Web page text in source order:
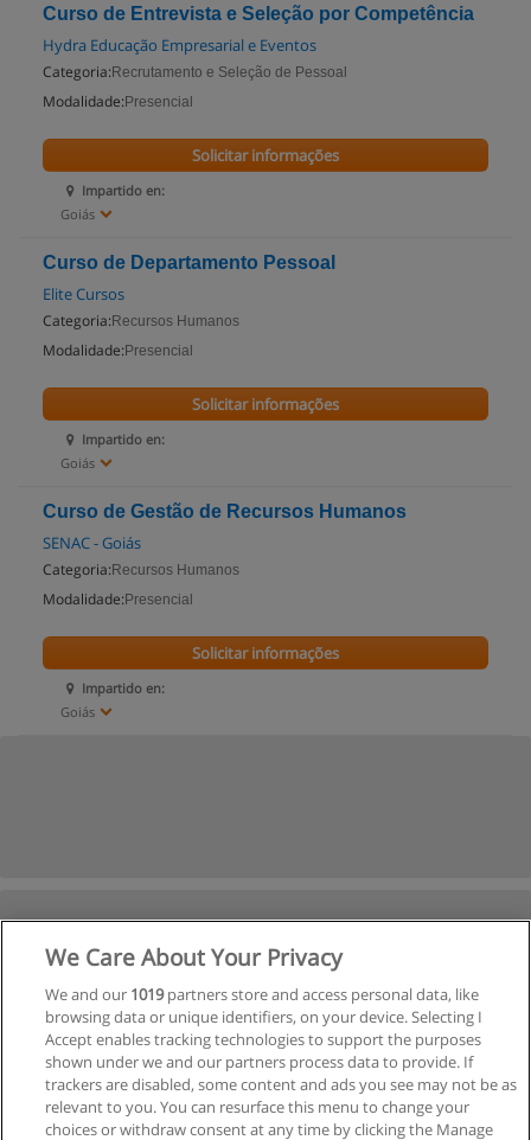
Curso de Entrevista e Seleção por Competência
Hydra Educação Empresarial e Eventos
Categoria: Recrutamento e Seleção de Pessoal
Modalidade: Presencial
Impartido en:
Goiás
Solicitar informações
Curso de Departamento Pessoal
Elite Cursos
Categoria: Recursos Humanos
Modalidade: Presencial
Impartido en:
Goiás
Solicitar informações
Curso de Gestão de Recursos Humanos
SENAC - Goiás
Categoria: Recursos Humanos
Modalidade: Presencial
Impartido en:
Goiás
Solicitar informações
We Care About Your Privacy
We and our 1019partners store and access personal data, like
browsing data or unique identifiers, on your device. Selecting I
Accept enables tracking technologies to support the purposes
shown under we and our partners process data to provide. If
trackers are disabled, some content and ads you see may not be as
relevant to you. You can resurface this menu to change your
choices or withdraw consent at any time by clicking the Manage